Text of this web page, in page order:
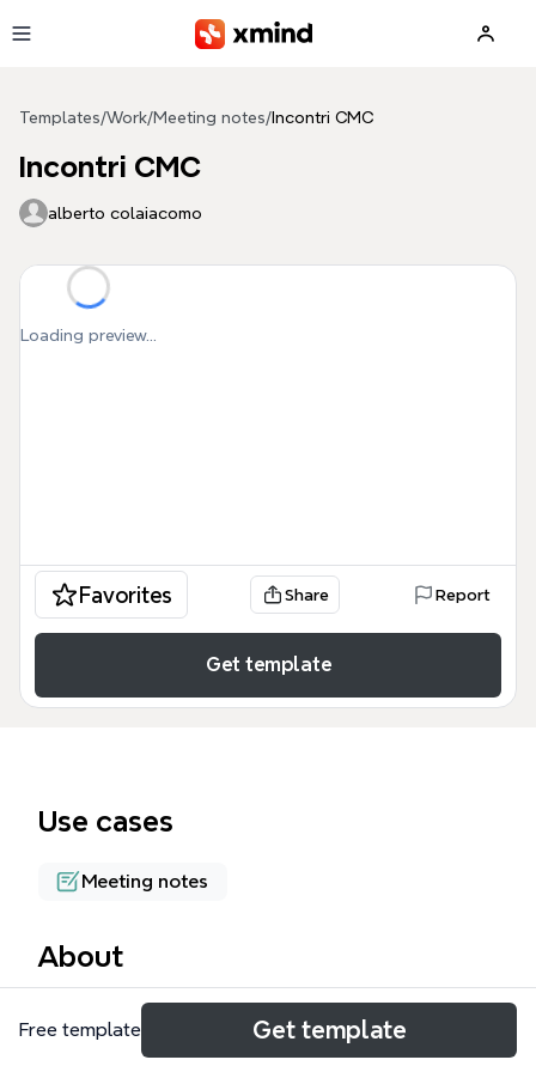
Templates/Work/Meeting notes/ Incontri CMC
Incontri CMC
alberto colaiacomo
Loading preview...
Favorites Share Report
Get template
Use cases
Meeting notes
About
Il template 'Incontri CMC' è una mappa mentale
progettata per professionisti e consulenti che
Free template Get template